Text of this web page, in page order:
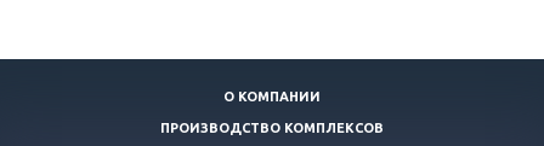
О КОМПАНИИ
ПРОИЗВОДСТВО КОМПЛЕКСОВ